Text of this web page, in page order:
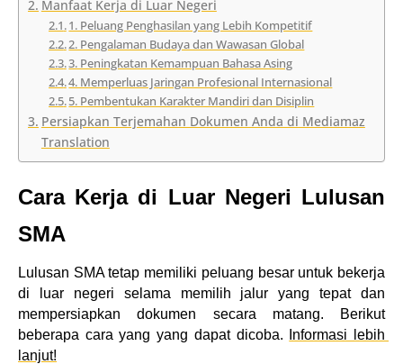
Manfaat Kerja di Luar Negeri
1. Peluang Penghasilan yang Lebih Kompetitif
2. Pengalaman Budaya dan Wawasan Global
3. Peningkatan Kemampuan Bahasa Asing
4. Memperluas Jaringan Profesional Internasional
5. Pembentukan Karakter Mandiri dan Disiplin
Persiapkan Terjemahan Dokumen Anda di Mediamaz
Translation
Cara Kerja di Luar Negeri Lulusan
SMA
Lulusan SMA tetap memiliki peluang besar untuk bekerja
di luar negeri selama memilih jalur yang tepat dan
mempersiapkan dokumen secara matang. Berikut
beberapa cara yang yang dapat dicoba.
Informasi lebih
lanjut!